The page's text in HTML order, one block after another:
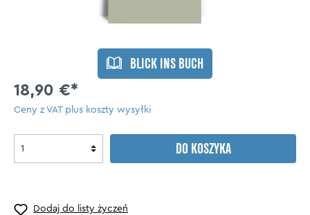
BLICK INS BUCH
18,90 €*
Ceny z VAT plus koszty wysyłki
DO KOSZYKA
Dodaj do listy życzeń